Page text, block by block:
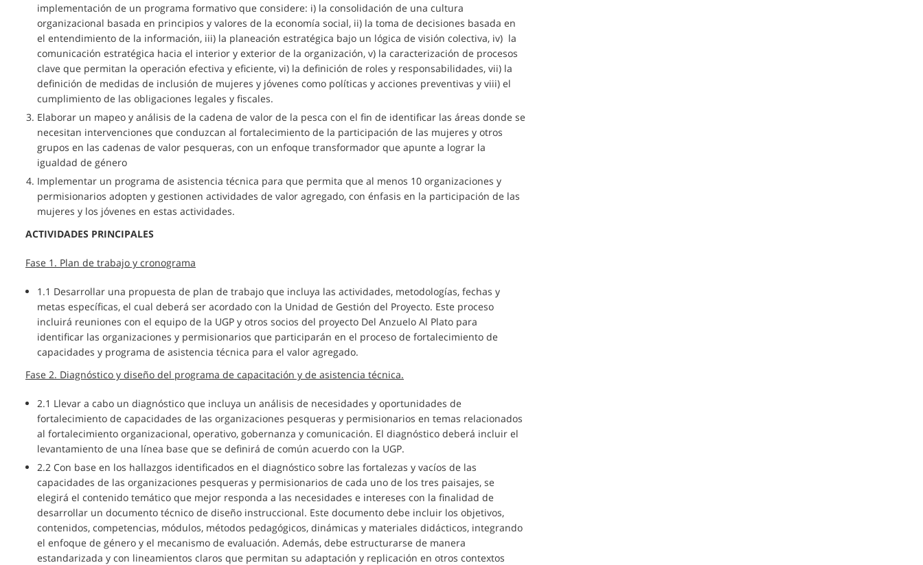
implementación de un programa formativo que considere: i) la consolidación de una cultura
organizacional basada en principios y valores de la economía social, ii) la toma de decisiones basada en
el entendimiento de la información, iii) la planeación estratégica bajo un lógica de visión colectiva, iv) la
comunicación estratégica hacia el interior y exterior de la organización, v) la caracterización de procesos
clave que permitan la operación efectiva y eficiente, vi) la definición de roles y responsabilidades, vii) la
definición de medidas de inclusión de mujeres y jóvenes como políticas y acciones preventivas y viii) el
cumplimiento de las obligaciones legales y fiscales.
Elaborar un mapeo y análisis de la cadena de valor de la pesca con el fin de identificar las áreas donde se
necesitan intervenciones que conduzcan al fortalecimiento de la participación de las mujeres y otros
grupos en las cadenas de valor pesqueras, con un enfoque transformador que apunte a lograr la
igualdad de género
Implementar un programa de asistencia técnica para que permita que al menos 10 organizaciones y
permisionarios adopten y gestionen actividades de valor agregado, con énfasis en la participación de las
mujeres y los jóvenes en estas actividades.
ACTIVIDADES PRINCIPALES
Fase 1. Plan de trabajo y cronograma
1.1 Desarrollar una propuesta de plan de trabajo que incluya las actividades, metodologías, fechas y
metas específicas, el cual deberá ser acordado con la Unidad de Gestión del Proyecto. Este proceso
incluirá reuniones con el equipo de la UGP y otros socios del proyecto Del Anzuelo Al Plato para
identificar las organizaciones y permisionarios que participarán en el proceso de fortalecimiento de
capacidades y programa de asistencia técnica para el valor agregado.
Fase 2. Diagnóstico y diseño del programa de capacitación y de asistencia técnica.
2.1 Llevar a cabo un diagnóstico que incluya un análisis de necesidades y oportunidades de
fortalecimiento de capacidades de las organizaciones pesqueras y permisionarios en temas relacionados
al fortalecimiento organizacional, operativo, gobernanza y comunicación. El diagnóstico deberá incluir el
levantamiento de una línea base que se definirá de común acuerdo con la UGP.
2.2 Con base en los hallazgos identificados en el diagnóstico sobre las fortalezas y vacíos de las
capacidades de las organizaciones pesqueras y permisionarios de cada uno de los tres paisajes, se
elegirá el contenido temático que mejor responda a las necesidades e intereses con la finalidad de
desarrollar un documento técnico de diseño instruccional. Este documento debe incluir los objetivos,
contenidos, competencias, módulos, métodos pedagógicos, dinámicas y materiales didácticos, integrando
el enfoque de género y el mecanismo de evaluación. Además, debe estructurarse de manera
estandarizada y con lineamientos claros que permitan su adaptación y replicación en otros contextos